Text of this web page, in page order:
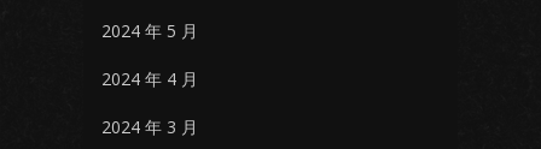
2024 年 5 月
2024 年 4 月
2024 年 3 月